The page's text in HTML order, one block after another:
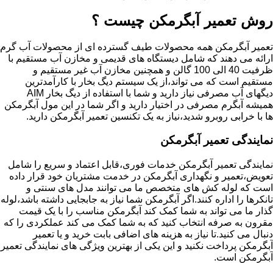
روش تعمیر آبگرمکن چیست ؟
تعمیر آبگرمکن همه محصولات طیف گسترده ای از محصولات آب گرم
ارائه می دهند که شامل دیستگاه های قدیمی و مخازن آب مستقیم با
ظرفیت 40 الی 100 گالن و همچنین مخازن آب غیر مستقیم و
مستقیم است که می تواند،از یک سیستم دیگ بخار با کارآمدترین
دیگهای آب مصرفی نیاز دارید و شما با استفاده از دیگ بخار AIM
همیشه آبگرم مصرفی در اختیار دارید و اگر شما در این مول آبگرمکن
ها با خرابی روبرو شدید،نیاز به یک تکنسین تعمیر آبگرمکن دارید.
نمایندگی تعمیر آبگرمکن
نمایندگی تعمیر آبگرمکن خدمات فوری،قابل اعتماد و سریع را شامل
تعویض،تعمیر و نگهداری آبگرمکن در خدمت مشتریان خود قرار داده
است که لوله کش های متخصص ما می توانند مدل های سنتی و
تانکرها را اداره کنند.اگر آبگرمکن شما نیاز به جابجایی داشته باشد،لوله
گذار ما می تواند به شما کمک کند آبگرمکن مناسب را با یک قیمت
مقرون به صرفه انتخاب کنید که به شما کمک می کند عملکردی را که
دنبال می کنید.تا نیاز به هزینه های اضافی بابت خرید و یا تعمیر
آبگرمکن پرداخت نکنید و این یکی از بهترین ویژگی های نمایندگی تعمیر
آبگرمکن است.